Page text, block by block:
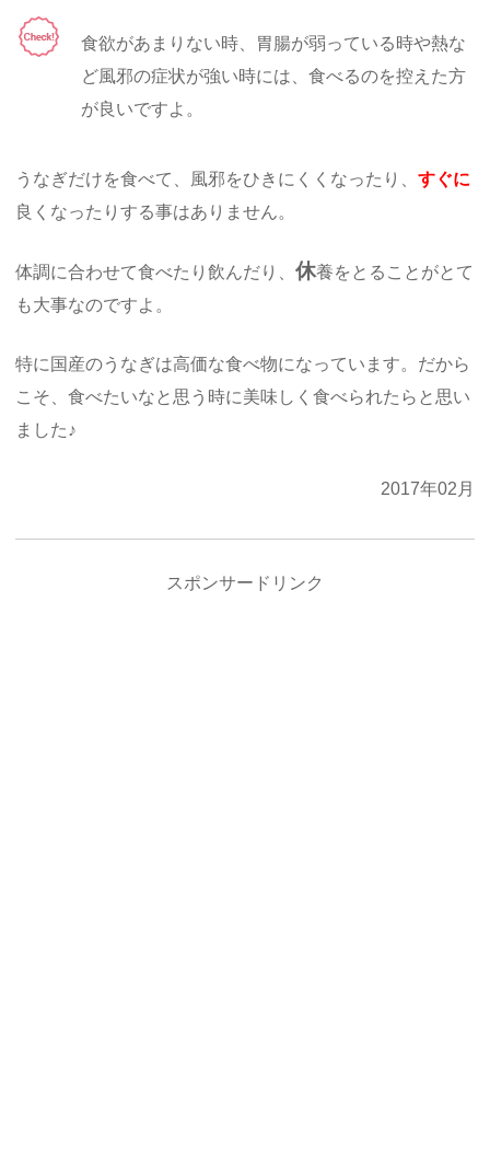
食欲があまりない時、胃腸が弱っている時や熱な
ど風邪の症状が強い時には、食べるのを控えた方
が良いですよ。
うなぎだけを食べて、風邪をひきにくくなったり、すぐに
良くなったりする事はありません。
体調に合わせて食べたり飲んだり、休養をとることがとて
も大事なのですよ。
特に国産のうなぎは高価な食べ物になっています。だから
こそ、食べたいなと思う時に美味しく食べられたらと思い
ました♪
2017年02月
スポンサードリンク